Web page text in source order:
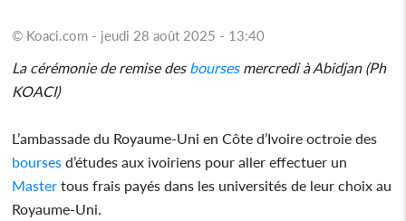
© Koaci.com - jeudi 28 août 2025 - 13:40
La cérémonie de remise des boursesmercredi à Abidjan (Ph
KOACI)
L’ambassade du Royaume-Uni en Côte d’Ivoire octroie des
bourses d’études aux ivoiriens pour aller effectuer un
Master tous frais payés dans les universités de leur choix au
Royaume-Uni.